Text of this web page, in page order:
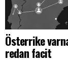
Österrike
redan facit